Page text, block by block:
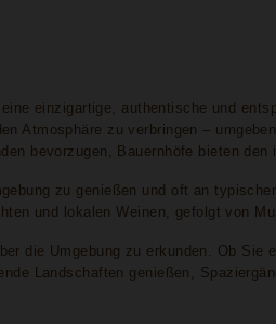
einzigartige, authentische und
Atmosphäre zu verbringen –
bevorzugen, Bauernhöfe bieten
zu genießen und oft an
und lokalen Weinen, gefolgt von
die Umgebung zu erkunden. Ob Sie
Landschaften genießen,